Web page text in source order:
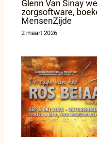
Glenn Van Sinay
zorgsoftware,
MensenZijde
2 maart 2026